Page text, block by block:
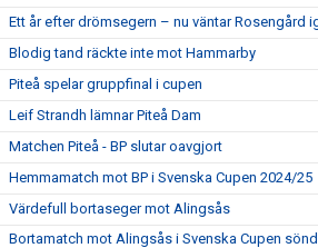
Ett år efter drömsegern – nu väntar Rosengård
Blodig tand räckte inte mot Hammarby
Piteå spelar gruppfinal i cupen
Leif Strandh lämnar Piteå Dam
Matchen Piteå - BP slutar oavgjort
Hemmamatch mot BP i Svenska Cupen 2024/25
Värdefull bortaseger mot Alingsås
Bortamatch mot Alingsås i Svenska Cupen